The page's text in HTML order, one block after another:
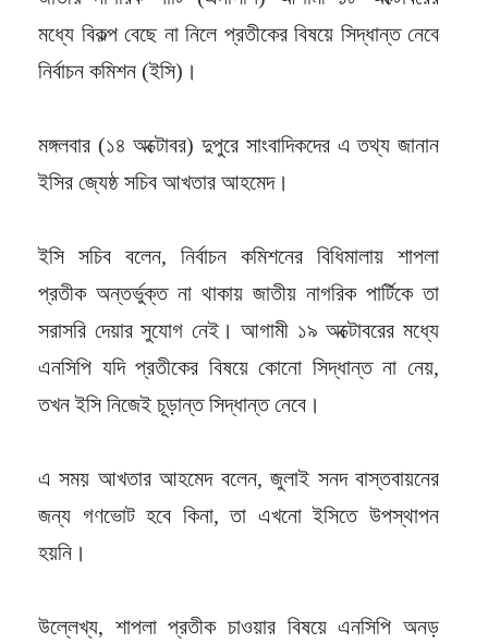
মধ্যে বিকল্প বেছে না নিলে প্রতীকের বিষয়ে সিদ্ধান্ত নেবে
নির্বাচন কমিশন (ইসি)।
মঙ্গলবার (১৪ অক্টোবর) দুপুরে সাংবাদিকদের এ তথ্য জানান
ইসির জ্যেষ্ঠ সচিব আখতার আহমেদ।
ইসি সচিব বলেন, নির্বাচন কমিশনের বিধিমালায় শাপলা
প্রতীক অন্তর্ভুক্ত না থাকায় জাতীয় নাগরিক পার্টিকে তা
সরাসরি দেয়ার সুযোগ নেই। আগামী ১৯ অক্টোবরের মধ্যে
এনসিপি যদি প্রতীকের বিষয়ে কোনো সিদ্ধান্ত না নেয়,
তখন ইসি নিজেই চূড়ান্ত সিদ্ধান্ত নেবে।
এ সময় আখতার আহমেদ বলেন, জুলাই সনদ বাস্তবায়নের
জন্য গণভোট হবে কিনা, তা এখনো ইসিতে উপস্থাপন
হয়নি।
উল্লেখ্য, শাপলা প্রতীক চাওয়ার বিষয়ে এনসিপি অনড়